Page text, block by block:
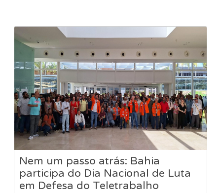
Nem um passo atrás: Bahia
participa do Dia Nacional de Luta
em Defesa do Teletrabalho